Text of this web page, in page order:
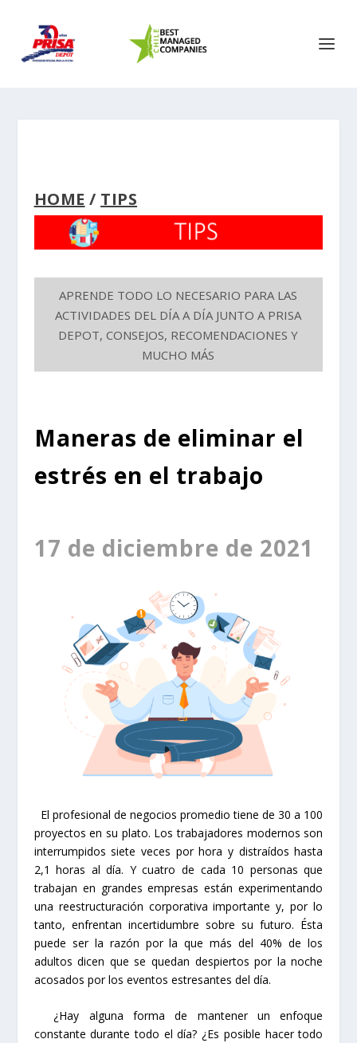
HOME / TIPS
APRENDE TODO LO NECESARIO PARA LAS
ACTIVIDADES DEL DÍA A DÍA JUNTO A PRISA
DEPOT, CONSEJOS, RECOMENDACIONES Y
MUCHO MÁS
Maneras de eliminar el
estrés en el trabajo
17 de diciembre de 2021
El profesional de negocios promedio tiene de 30 a 100
proyectos en su plato. Los trabajadores modernos son
interrumpidos siete veces por hora y distraídos hasta
2,1 horas al día. Y cuatro de cada 10 personas que
trabajan en grandes empresas están experimentando
una reestructuración corporativa importante y, por lo
tanto, enfrentan incertidumbre sobre su futuro. Ésta
puede ser la razón por la que más del 40% de los
adultos dicen que se quedan despiertos por la noche
acosados por los eventos estresantes del día.
¿Hay alguna forma de mantener un enfoque
constante durante todo el día? ¿Es posible hacer todo